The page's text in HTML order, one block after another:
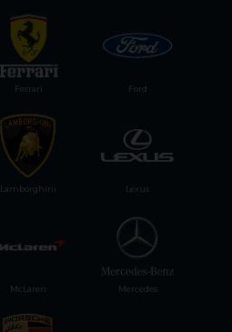
Ferrari
Lamborghini Lexus
McLaren Mercedes
Ford